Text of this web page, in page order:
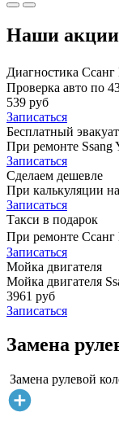
Наши акции
Диагностика
Проверка авто по
539 руб
Записаться
Бесплатный
При ремонте
Записаться
Сделаем дешевле
При калькуляции
Записаться
Такси в подарок
При ремонте Ссанг
Записаться
Мойка двигателя
Мойка двигателя
3961 руб
Записаться
Замена
Замена рулевой